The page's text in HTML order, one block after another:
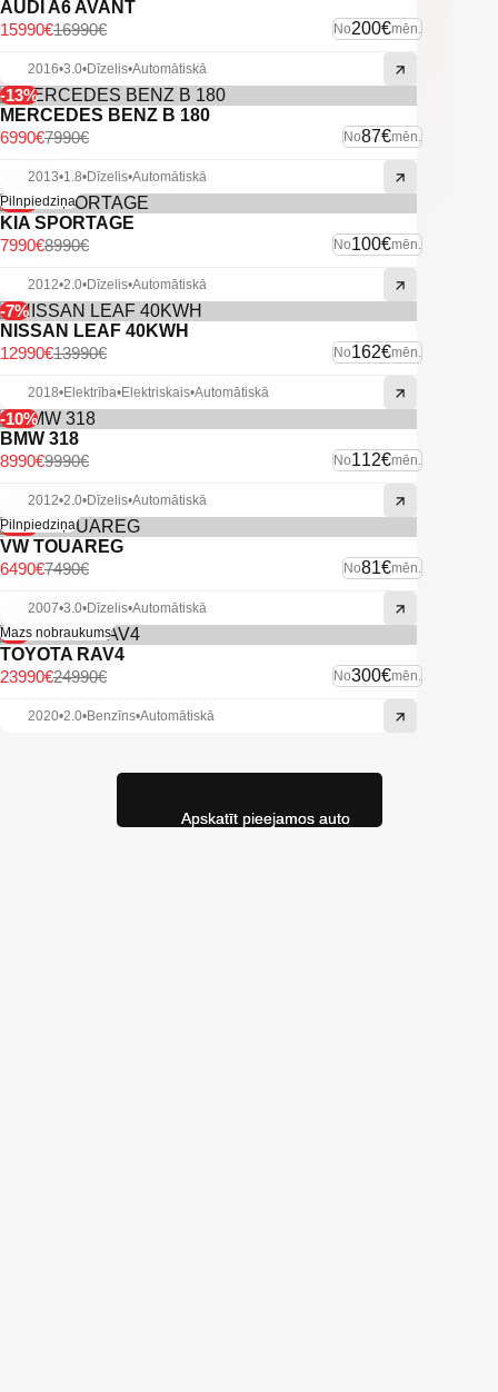
AUDI A6 AVANT
No200€mēn.
16990€
15990€
2016•3.0•Dīzelis•Automātiskā
-13%
MERCEDES BENZ B 180
No87€mēn.
7990€
6990€
2013•1.8•Dīzelis•Automātiskā
-11%
Pilnpiedziņa
KIA SPORTAGE
No100€mēn.
8990€
7990€
2012•2.0•Dīzelis•Automātiskā
-7%
NISSAN LEAF 40KWH
No162€mēn.
13990€
12990€
2018•Elektrība•Elektriskais•Automātiskā
-10%
BMW 318
No112€mēn.
9990€
8990€
2012•2.0•Dīzelis•Automātiskā
-13%
Pilnpiedziņa
VW TOUAREG
No81€mēn.
7490€
6490€
2007•3.0•Dīzelis•Automātiskā
-4%
Mazs nobraukums
TOYOTA RAV4
No300€mēn.
24990€
23990€
2020•2.0•Benzīns•Automātiskā